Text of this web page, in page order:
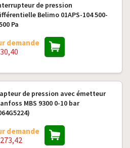
de pression
Belimo 01APS-104 500-
Pa
demande
de pression avec émetteur
MBS 9300 0-10 bar
demande